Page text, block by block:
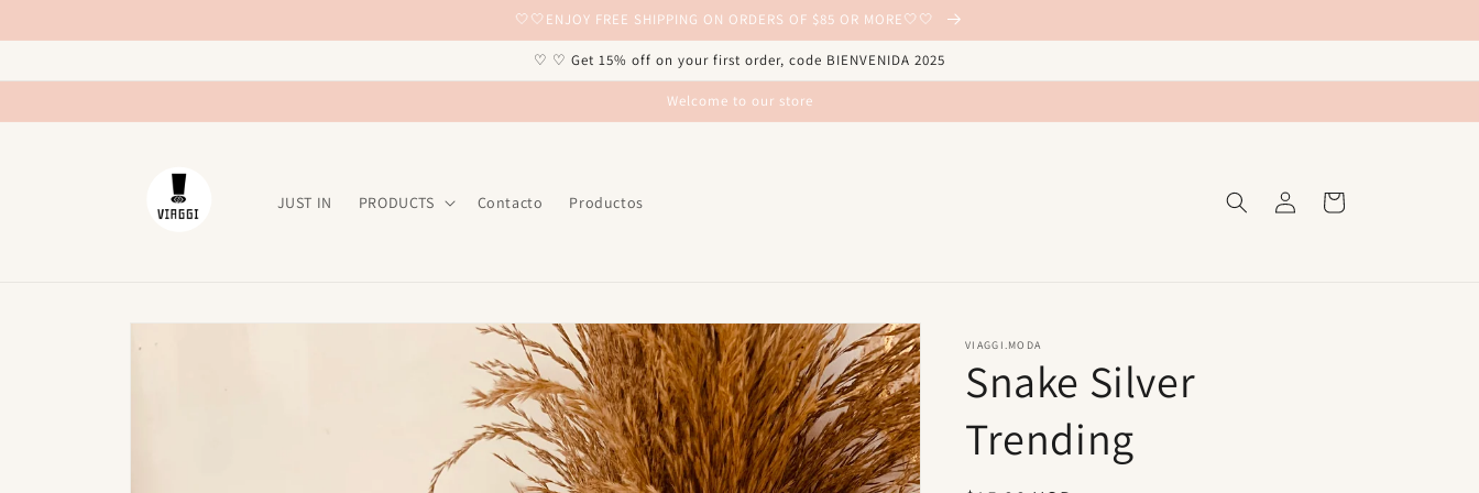
al contenido
🤍🤍ENJOY FREE SHIPPING ON ORDERS OF $85 OR MORE🤍🤍
♡ ♡ Get 15% off on your first order, code BIENVENIDA 2025
Welcome to our store
JUST IN PRODUCTS Contacto Productos
sesión
Carrito
directamente
VIAGGI.MODA
Snake Silver
Trending